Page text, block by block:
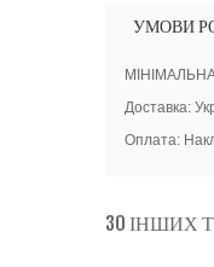
УМОВИ
МІНІМАЛЬНА
Доставка:
Оплата:
30 ІНШИХ